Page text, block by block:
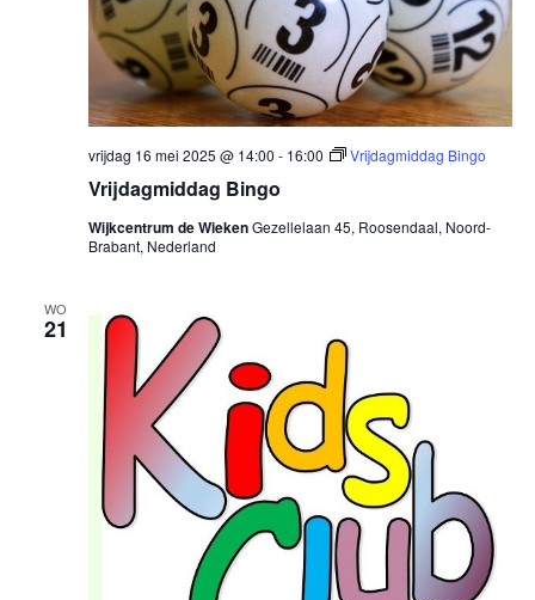
Vrijdagmiddag Bingo
vrijdag 16 mei 2025 @ 14:00 - 16:00 Vrijdagmiddag Bingo
Wijkcentrum de WiekenGezellelaan 45, Roosendaal, Noord-
Brabant, Nederland
WO
21